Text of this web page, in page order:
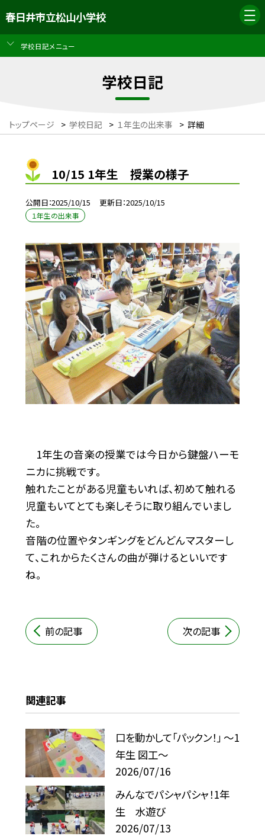
春日井市立松山小学校
学校日記メニュー
学校日記
トップページ > 学校日記 > １年生の出来事 > 詳細
10/15 1年生 授業の様子
公開日 2025/10/15 更新日 2025/10/15
１年生の出来事
1年生の音楽の授業では今日から鍵盤ハーモ
ニカに挑戦です。
触れたことがある児童もいれば、初めて触れる
児童もいてとても楽しそうに取り組んでいまし
た。
音階の位置やタンギングをどんどんマスターし
て、これからたくさんの曲が弾けるといいです
ね。
前の記事 次の記事
関連記事
口を動かして「パックン！」 ～1
年生 図工～
2026/07/16
みんなでパシャパシャ！1年
生 水遊び
2026/07/13